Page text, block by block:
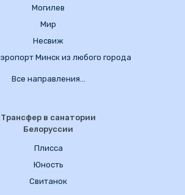
Могилев
Мир
Несвиж
Минск из любого города
Все направления…
Трансфер в санатории
Белоруссии
Плисса
Юность
Свитанок